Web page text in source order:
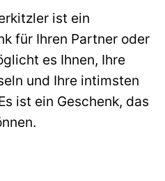
ist ein
für Ihren Partner oder
es Ihnen, Ihre
und Ihre intimsten
ist ein Geschenk, das